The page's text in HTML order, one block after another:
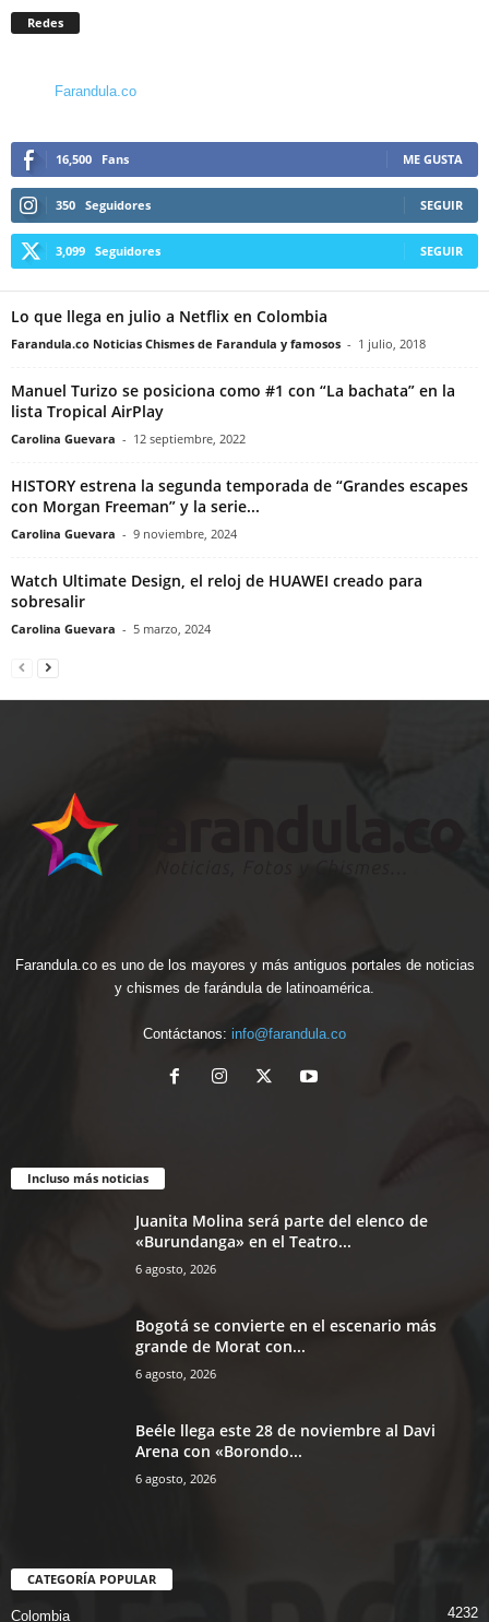
Redes
Farandula.co
16,500 Fans ME GUSTA
350 Seguidores SEGUIR
3,099 Seguidores SEGUIR
Lo que llega en julio a Netflix en Colombia
Farandula.co Noticias Chismes de Farandula y famosos - 1 julio, 2018
Manuel Turizo se posiciona como #1 con “La bachata” en la
lista Tropical AirPlay
Carolina Guevara - 12 septiembre, 2022
HISTORY estrena la segunda temporada de “Grandes escapes
con Morgan Freeman” y la serie...
Carolina Guevara - 9 noviembre, 2024
Watch Ultimate Design, el reloj de HUAWEI creado para
sobresalir
Carolina Guevara - 5 marzo, 2024
Farandula.co es uno de los mayores y más antiguos portales de noticias
y chismes de farándula de latinoamérica.
Contáctanos: info@farandula.co
Incluso más noticias
Juanita Molina será parte del elenco de
«Burundanga» en el Teatro...
6 agosto, 2026
Bogotá se convierte en el escenario más
grande de Morat con...
6 agosto, 2026
Beéle llega este 28 de noviembre al Davi
Arena con «Borondo...
6 agosto, 2026
CATEGORÍA POPULAR
Colombia 4232